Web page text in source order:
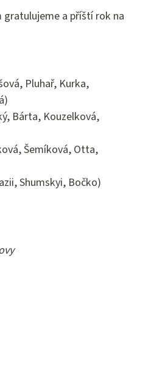
gratulujeme a příští rok na
Pluhař, Kurka,
Bárta, Kouzelková,
Šemíková, Otta,
Shumskyi, Bočko)